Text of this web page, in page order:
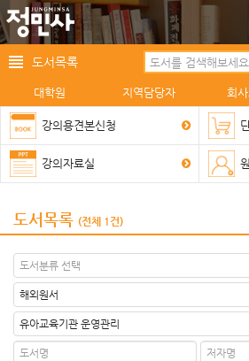
도서목록
대학원 지역담당자 회
강의용견본신청
강의자료실
도서목록 (전체 1건)
도서분류 선택
해외원서
유아교육기관 운영관리